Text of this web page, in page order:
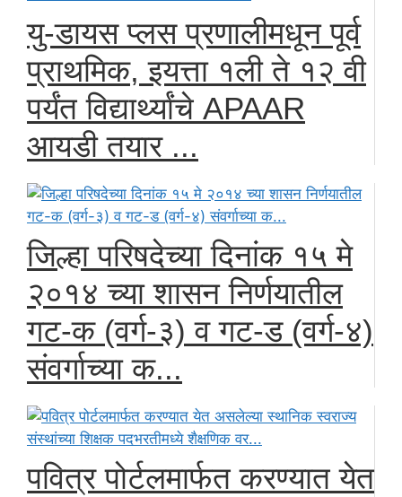
यु-डायस प्लस प्रणालीमधून पूर्व
प्राथमिक, इयत्ता १ली ते १२ वी
पर्यंत विद्यार्थ्यांचे APAAR
आयडी तयार ...
जिल्हा परिषदेच्या दिनांक १५ मे
२०१४ च्या शासन निर्णयातील
गट-क (वर्ग-३) व गट-ड (वर्ग-४)
संवर्गाच्या क...
पवित्र पोर्टलमार्फत करण्यात येत